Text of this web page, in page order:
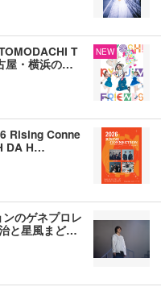
T
屋・横浜の…
NEW
Rising Conne
DA H…
のゲネプロレ
と星風まど…